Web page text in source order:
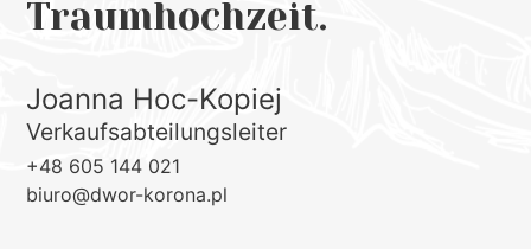
Traumhochzeit.
Joanna Hoc-Kopiej
Verkaufsabteilungsleiter
+48 605 144 021
biuro@dwor-korona.pl